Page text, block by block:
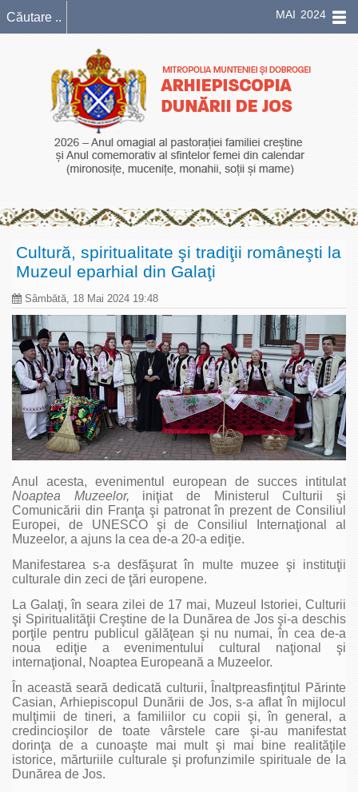
MAI 2024
Cultură, spiritualitate şi tradiţii româneşti la
Muzeul eparhial din Galaţi
Sâmbătă, 18 Mai 2024 19:48
Anul acesta, evenimentul european de succes intitulat
Noaptea Muzeelor, iniţiat de Ministerul Culturii şi
Comunicării din Franţa şi patronat în prezent de Consiliul
Europei, de UNESCO şi de Consiliul Internaţional al
Muzeelor, a ajuns la cea de-a 20-a ediţie.
Manifestarea s-a desfăşurat în multe muzee şi instituţii
culturale din zeci de ţări europene.
La Galaţi, în seara zilei de 17 mai, Muzeul Istoriei, Culturii
şi Spiritualităţii Creştine de la Dunărea de Jos şi-a deschis
porţile pentru publicul gălăţean şi nu numai, în cea de-a
noua ediţie a evenimentului cultural naţional şi
internaţional, Noaptea Europeană a Muzeelor.
În această seară dedicată culturii, Înaltpreasfinţitul Părinte
Casian, Arhiepiscopul Dunării de Jos, s-a aflat în mijlocul
mulţimii de tineri, a familiilor cu copii şi, în general, a
credincioşilor de toate vârstele care şi-au manifestat
dorinţa de a cunoaşte mai mult şi mai bine realităţile
istorice, mărturiile culturale şi profunzimile spirituale de la
Dunărea de Jos.